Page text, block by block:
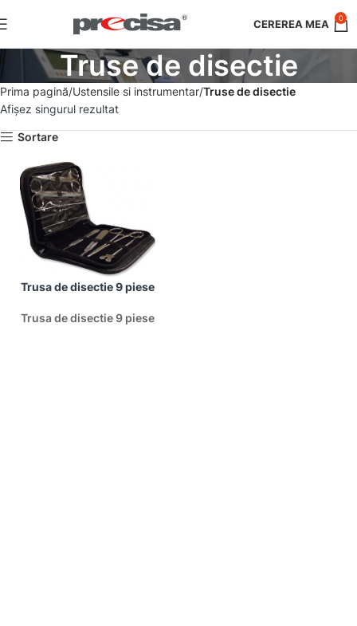
0
Truse de disectie
Prima pagină Ustensile si instrumentar Truse de disectie
Afișez singurul rezultat
Sortare
Trusa de disectie 9 piese
Trusa de disectie 9 piese